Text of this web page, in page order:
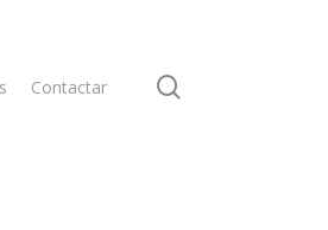
Contactar